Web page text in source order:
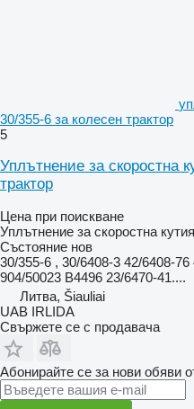
30/355-6 за колесен трактор
5
Уплътнение за скоростна
трактор
Цена при поискване
Уплътнение за скоростна кутия
Състояние нов
30/355-6 , 30/6408-3 42/6408-
904/50023 B4496 23/6470-41....
Литва, Šiauliai
UAB IRLIDA
Свържете се с продавача
Абонирайте се за нови обяви